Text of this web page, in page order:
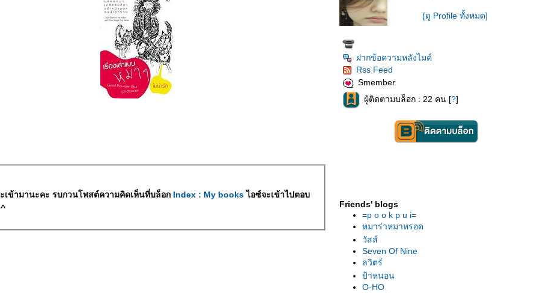
ข้ามานะคะ รบกวนโพสต์ความคิดเห็นที่บล็อก Index : My booksไอซ์จะเข้าไปตอบ
[ดู Profile ทั้งหมด]
ฝากข้อความหลังไมค์
Rss Feed
Smember
ผู้ติดตามบล็อก : 22 คน [?]
Friends' blogs
=p o o k p u i=
หมาร่าหมาหรอด
วัสส์
Seven Of Nine
ลวิตร์
ป้าหนอน
O-HO